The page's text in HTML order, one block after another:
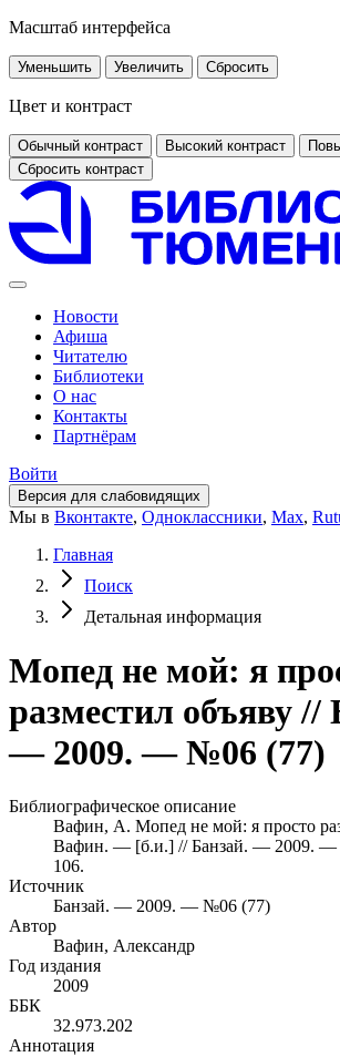
Масштаб интерфейса
Уменьшить Увеличить Сбросить
Цвет и контраст
Обычный контраст Высокий контраст
Сбросить контраст
Новости
Афиша
Читателю
Библиотеки
О нас
Контакты
Партнёрам
Войти
Версия для слабовидящих
Мы в Вконтакте, Одноклассники, Max,
Главная
Поиск
Детальная информация
Мопед не мой: я
разместил объяву //
— 2009. — №06 (77)
Библиографическое описание
Вафин, А. Мопед не мой: я просто
Вафин. — [б.и.] // Банзай. — 2009.
106.
Источник
Банзай. — 2009. — №06 (77)
Автор
Вафин, Александр
Год издания
2009
ББК
32.973.202
Аннотация